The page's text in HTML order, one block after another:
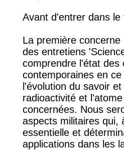
Avant d'entrer dans
La première
des entretiens
comprendre l'état des
contemporaines en
l'évolution du savoir
radioactivité et
concernées. Nous
aspects militaires qui,
essentielle et
applications dans les